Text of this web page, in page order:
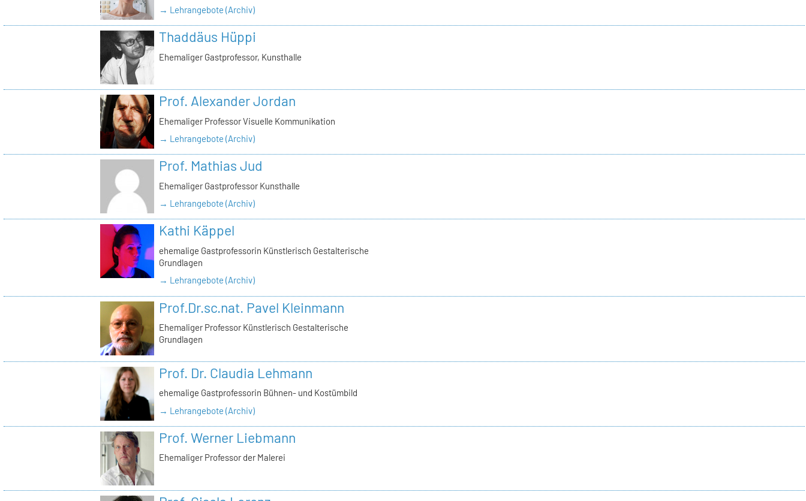
→ Lehrangebote (Archiv)
Thaddäus Hüppi
Ehemaliger Gastprofessor, Kunsthalle
Prof. Alexander Jordan
Ehemaliger Professor Visuelle Kommunikation
→ Lehrangebote (Archiv)
Prof. Mathias Jud
Ehemaliger Gastprofessor Kunsthalle
→ Lehrangebote (Archiv)
Kathi Käppel
ehemalige Gastprofessorin Künstlerisch Gestalterische
Grundlagen
→ Lehrangebote (Archiv)
Prof.Dr.sc.nat. Pavel Kleinmann
Ehemaliger Professor Künstlerisch Gestalterische
Grundlagen
Prof. Dr. Claudia Lehmann
ehemalige Gastprofessorin Bühnen- und Kostümbild
→ Lehrangebote (Archiv)
Prof. Werner Liebmann
Ehemaliger Professor der Malerei